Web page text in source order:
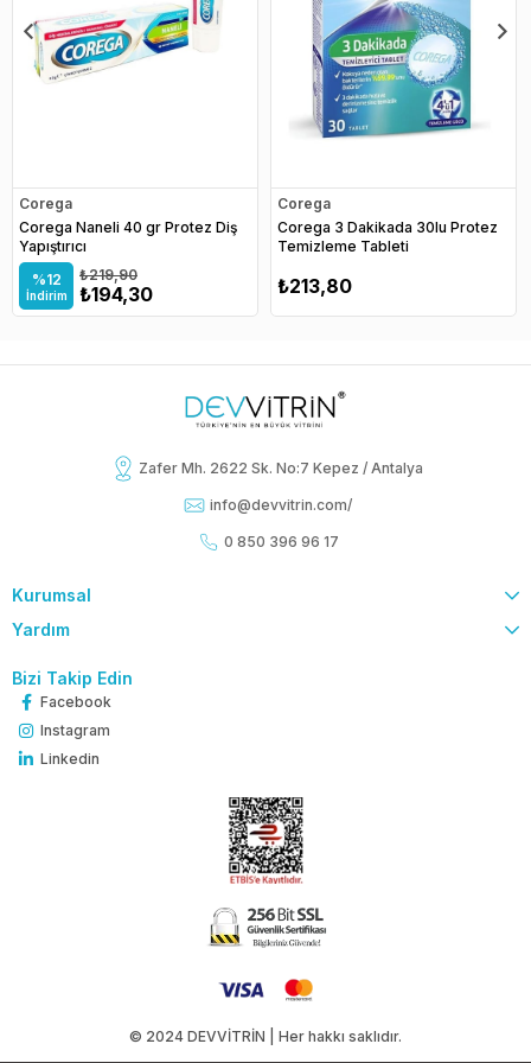
Corega
Corega Naneli 40 gr Protez Diş
Yapıştırıcı
%12
İndirim ₺194,30
₺219,90
Corega
Corega 3 Dakikada 30lu Protez
Temizleme Tableti
₺213,80
Zafer Mh. 2622 Sk. No:7 Kepez / Antalya
info@devvitrin.com/
0 850 396 96 17
Kurumsal
Yardım
Bizi Takip Edin
Facebook
Instagram
Linkedin
© 2024 DEVVİTRİN | Her hakkı saklıdır.